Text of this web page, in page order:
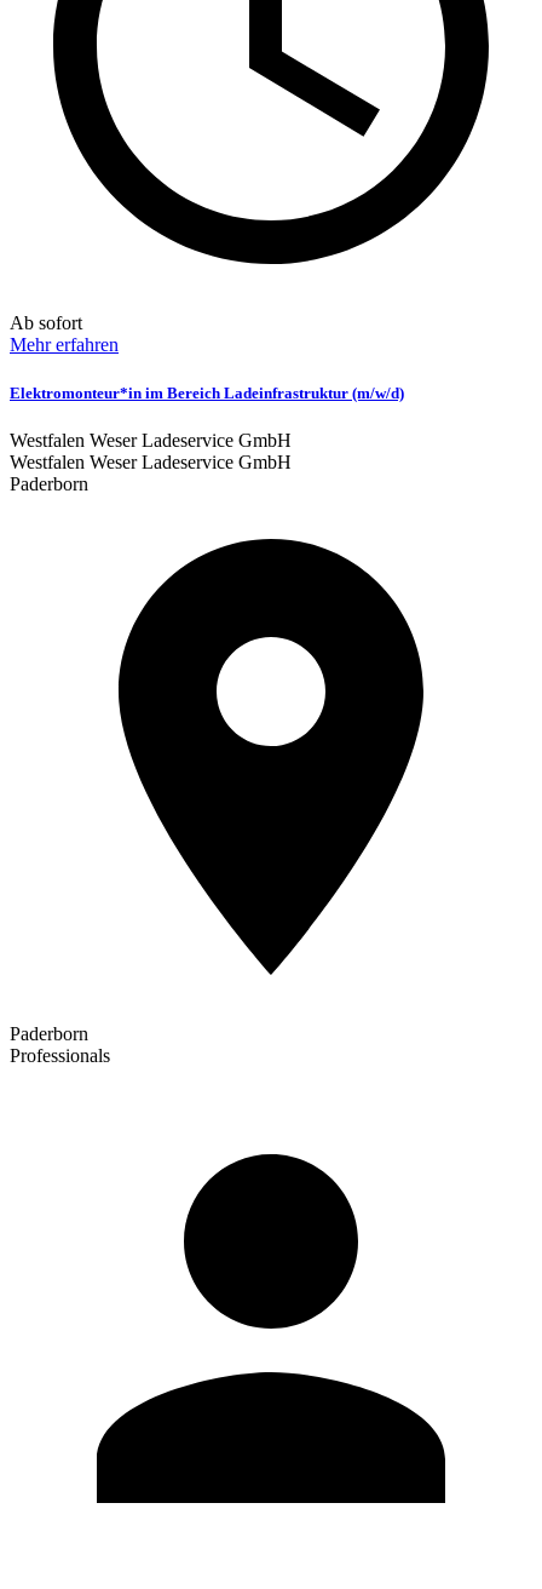
Ab sofort
Mehr erfahren
Elektromonteur*in im Bereich Ladeinfrastruktur (m/w/d)
Westfalen Weser Ladeservice GmbH
Westfalen Weser Ladeservice GmbH
Paderborn
Paderborn
Professionals